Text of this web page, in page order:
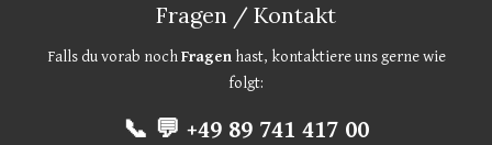
Fragen / Kontakt
Falls du vorab nochFragenhast, kontaktiere uns gerne wie
folgt:
📞 💬 +49 89 741 417 00